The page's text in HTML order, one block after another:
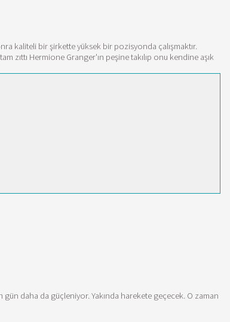
kaliteli bir şirkette yüksek bir pozisyonda çalışmaktır.
zıttı Hermione Granger'ın peşine takılıp onu kendine aşık
gün daha da güçleniyor. Yakında harekete geçecek. O zaman